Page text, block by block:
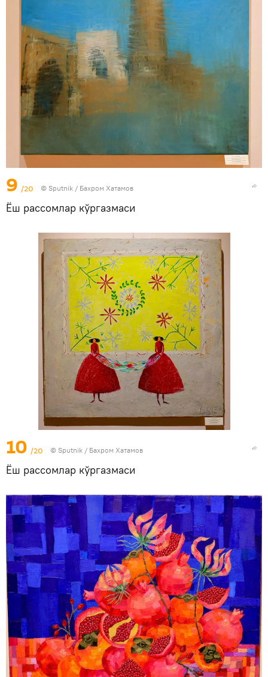
9 /20 © Sputnik / Бахром Хатамов
Ёш рассомлар кўргазмаси
10 /20 © Sputnik / Бахром Хатамов
Ёш рассомлар кўргазмаси